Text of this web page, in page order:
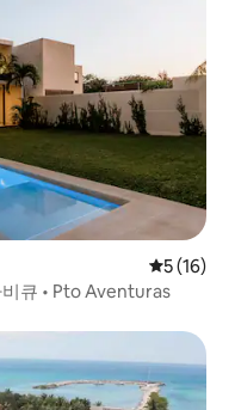
평점 5점
5 (16)
비큐 • Pto Aventuras